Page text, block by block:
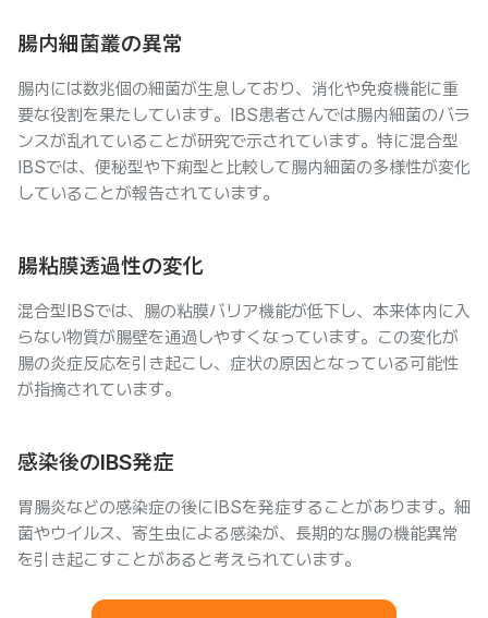
腸内細菌叢の異常
腸内には数兆個の細菌が生息しており、消化や免疫機能に重
要な役割を果たしています。IBS患者さんでは腸内細菌のバラ
ンスが乱れていることが研究で示されています。特に混合型
IBSでは、便秘型や下痢型と比較して腸内細菌の多様性が変化
していることが報告されています。
腸粘膜透過性の変化
混合型IBSでは、腸の粘膜バリア機能が低下し、本来体内に入
らない物質が腸壁を通過しやすくなっています。この変化が
腸の炎症反応を引き起こし、症状の原因となっている可能性
が指摘されています。
感染後のIBS発症
胃腸炎などの感染症の後にIBSを発症することがあります。細
菌やウイルス、寄生虫による感染が、長期的な腸の機能異常
を引き起こすことがあると考えられています。